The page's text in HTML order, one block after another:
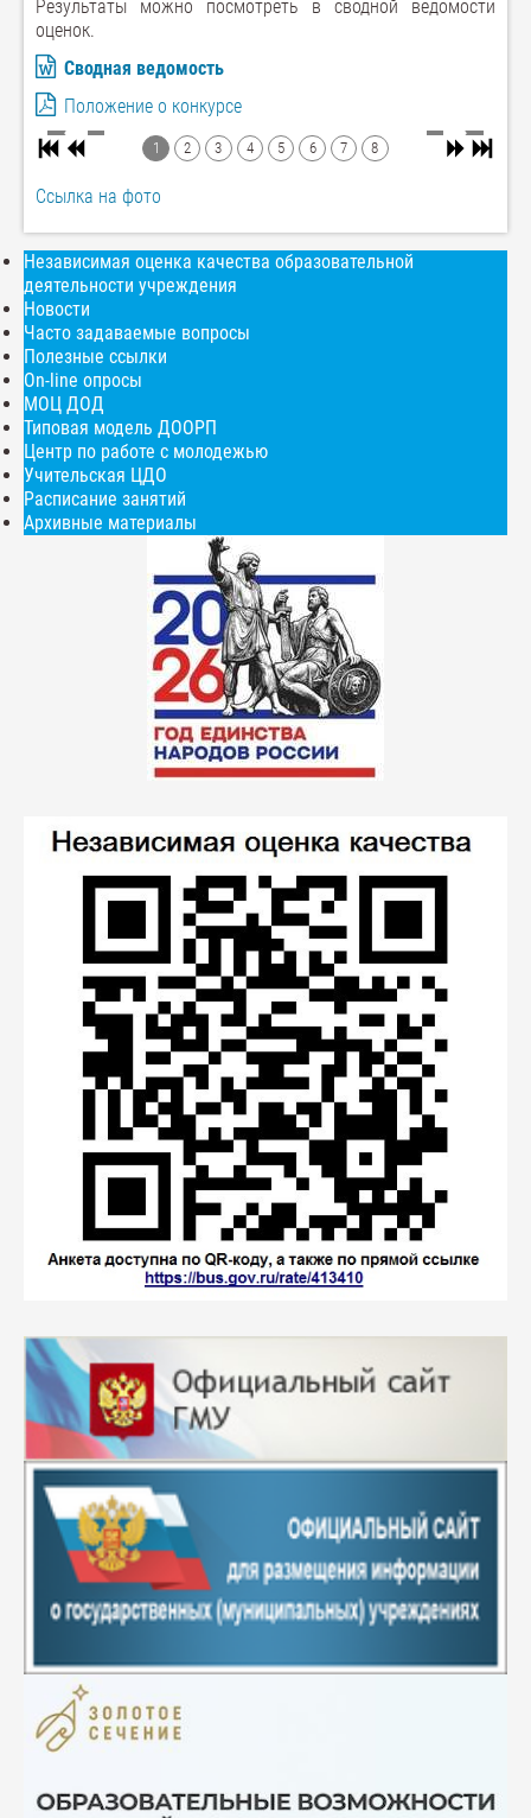
Результаты можно посмотреть в сводной ведомости
оценок.
Сводная ведомость
Положение о конкурсе
1 2 3 4 5 6 7 8
Ссылка на фото
Независимая оценка качества образовательной
деятельности учреждения
Новости
Часто задаваемые вопросы
Полезные ссылки
On-line опросы
МОЦ ДОД
Типовая модель ДООРП
Центр по работе с молодежью
Учительская ЦДО
Расписание занятий
Архивные материалы